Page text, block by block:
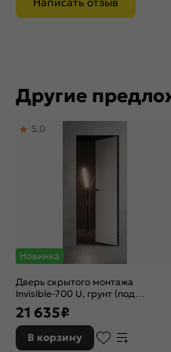
Другие
Новинка
Дверь скрытого монтажа
Invisible-700 U, грунт (под
окраску), правое открывание,
Грунт, кромка алюминиевая
черная матовая, каркасно-
щитовая
5,0
21 635₽
В корзину